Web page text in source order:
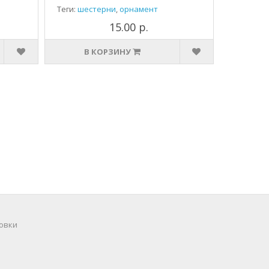
Теги: шестерни,орнамент
15.00 р.
В КОРЗИНУ